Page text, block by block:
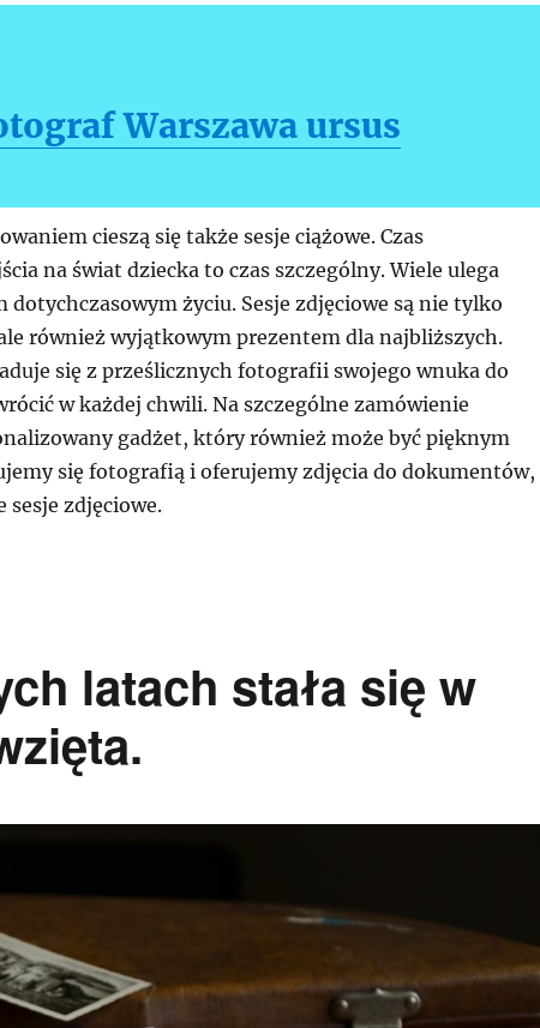
Warszawa ursus
cieszą się także sesje ciążowe. Czas
na świat dziecka to czas szczególny. Wiele ulega
dotychczasowym życiu. Sesje zdjęciowe są nie tylko
również wyjątkowym prezentem dla najbliższych.
się z prześlicznych fotografii swojego wnuka do
w każdej chwili. Na szczególne zamówienie
gadżet, który również może być pięknym
się fotografią i oferujemy zdjęcia do dokumentów,
zdjęciowe.
latach stała się w